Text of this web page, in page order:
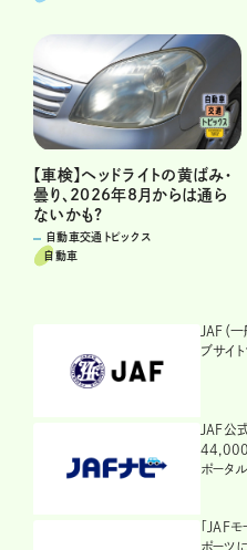
【車検】ヘッドライトの黄ばみ・
曇り、2026年8月からは通ら
ないかも?
自動車交通トピックス
自動車
JAF（
ブサイト
JAF公
44,000
ポータ
「JAF
ポーツ